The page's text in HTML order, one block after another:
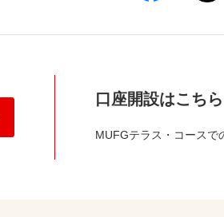
口座開設はこちら
MUFGテラス・コースで